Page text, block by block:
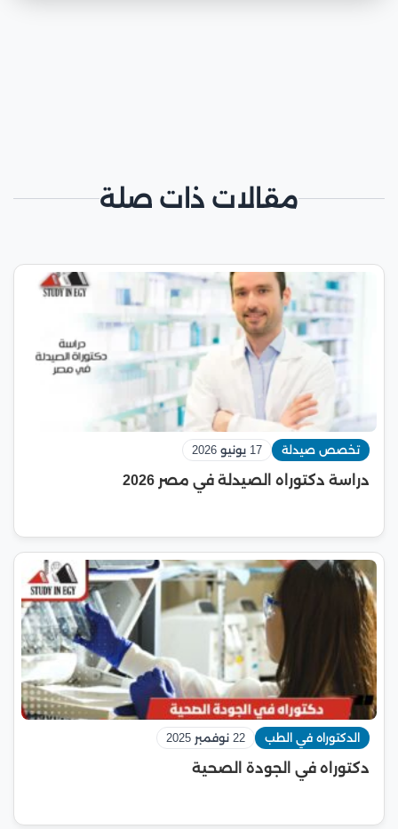
مقالات ذات صلة
تخصص صيدلة 17 يونيو 2026
دراسة دكتوراه الصيدلة في مصر 2026
الدكتوراه في الطب 22 نوفمبر 2025
دكتوراه في الجودة الصحية